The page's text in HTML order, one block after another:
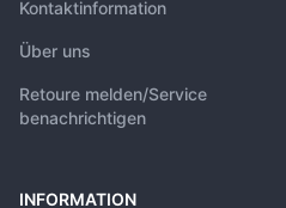
Kontaktinformation
Über uns
Retoure melden/Service
benachrichtigen
INFORMATION